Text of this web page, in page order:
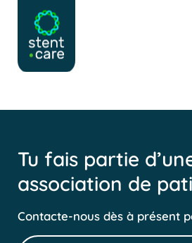
Skip to main content
Tu fais partie
association de
Contacte-nous dès à présent